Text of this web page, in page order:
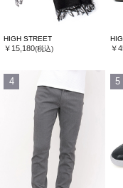
HIGH STREET
￥15,180(税込) ￥
4 5